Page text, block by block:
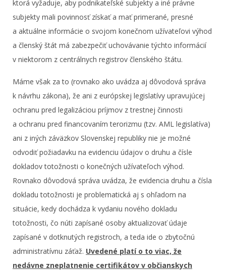
ktorá vyžaduje, aby podnikateľské subjekty a iné právne
subjekty mali povinnosť získať a mať primerané, presné
a aktuálne informácie o svojom konečnom užívateľovi výhod
a členský štát má zabezpečiť uchovávanie týchto informácií
v niektorom z centrálnych registrov členského štátu.
Máme však za to (rovnako ako uvádza aj dôvodová správa
k návrhu zákona), že ani z európskej legislatívy upravujúcej
ochranu pred legalizáciou príjmov z trestnej činnosti
a ochranu pred financovaním terorizmu (tzv. AML legislatíva)
ani z iných záväzkov Slovenskej republiky nie je možné
odvodiť požiadavku na evidenciu údajov o druhu a čísle
dokladov totožnosti o konečných užívateľoch výhod.
Rovnako dôvodová správa uvádza, že evidencia druhu a čísla
dokladu totožnosti je problematická aj s ohľadom na
situácie, kedy dochádza k vydaniu nového dokladu
totožnosti, čo núti zapísané osoby aktualizovať údaje
zapísané v dotknutých registroch, a teda ide o zbytočnú
administratívnu záťaž. Uvedené platí o to viac, že
nedávne zneplatnenie certifikátov v občianskych